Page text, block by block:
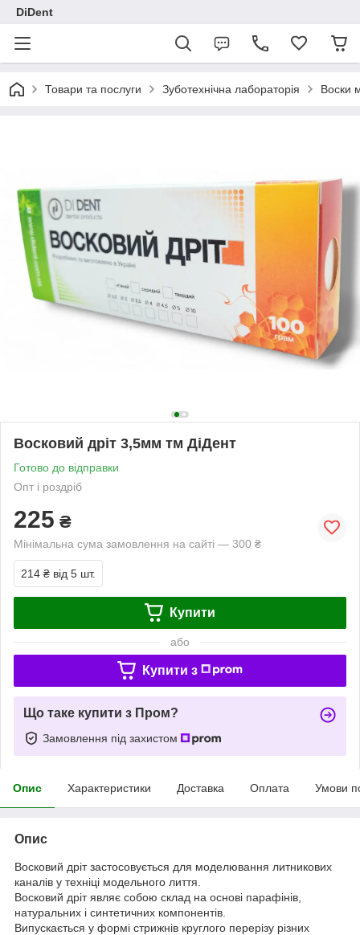
DiDent
Товари та послуги Зуботехнічна лабораторія Воски
Восковий дріт 3,5мм тм ДіДент
Готово до відправки
Опт і роздріб
225 ₴
Мінімальна сума замовлення на сайті — 300 ₴
214 ₴ від 5 шт.
Купити
або
Купити з
Що таке купити з Пром?
Замовлення під захистом
Опис Характеристики Доставка Оплата Умови
Опис
Восковий дріт застосовується для моделювання литникових
каналів у техніці модельного лиття.
Восковий дріт являє собою склад на основі парафінів,
натуральних і синтетичних компонентів.
Випускається у формі стрижнів круглого перерізу різних